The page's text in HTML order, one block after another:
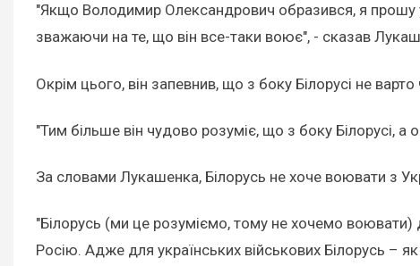
"Якщо Володимир Олександрович образився, я прошу
зважаючи на те, що він все-таки воює", - сказав
Окрім цього, він запевнив, що з боку Білорусі не
"Тим більше він чудово розуміє, що з боку Білорусі, а
За словами Лукашенка, Білорусь не хоче воювати з
"Білорусь (ми це розуміємо, тому не хочемо воювати)
Росію. Адже для українських військових Білорусь –